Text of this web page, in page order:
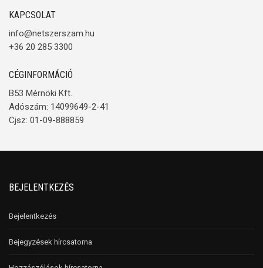
KAPCSOLAT
info@netszerszam.hu
+36 20 285 3300
CÉGINFORMÁCIÓ
B53 Mérnöki Kft.
Adószám: 14099649-2-41
Cjsz: 01-09-888859
BEJELENTKEZÉS
Bejelentkezés
Bejegyzések hírcsatorna